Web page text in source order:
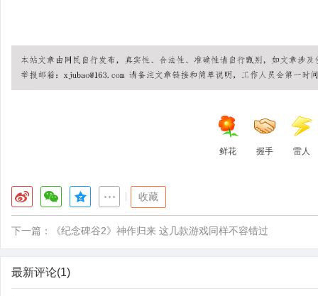
鲜花 握手 雷人
收藏
下一篇： 《纪念碑谷2》神作归来 这几款游戏同样不容错过
最新评论(1)